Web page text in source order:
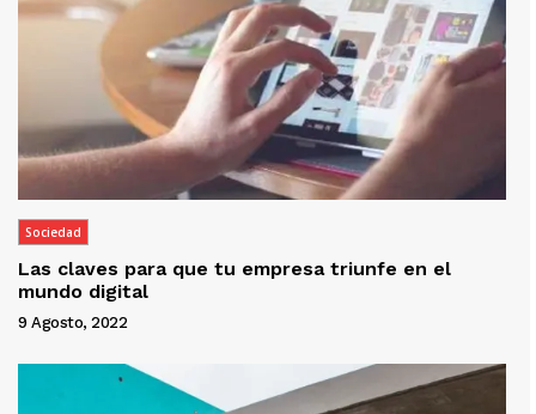
Sociedad
Las claves para que tu empresa triunfe en el
mundo digital
9 Agosto, 2022